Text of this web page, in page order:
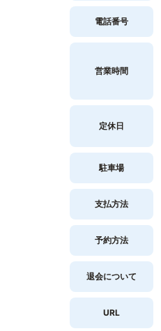
電話番号
営業時間
定休日
駐車場
支払方法
予約方法
退会について
URL